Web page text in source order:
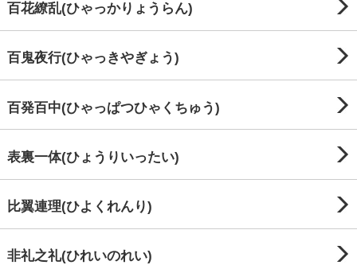
百花繚乱(ひゃっかりょうらん)
百鬼夜行(ひゃっきやぎょう)
百発百中(ひゃっぱつひゃくちゅう)
表裏一体(ひょうりいったい)
比翼連理(ひよくれんり)
非礼之礼(ひれいのれい)